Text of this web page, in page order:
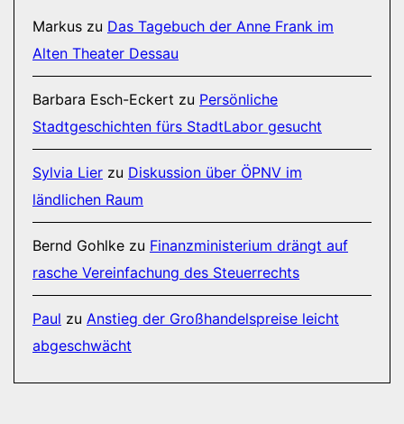
Markus zu Das Tagebuch der Anne Frank im
Alten Theater Dessau
Barbara Esch-Eckert zu Persönliche
Stadtgeschichten fürs StadtLabor gesucht
Sylvia Lier zu Diskussion über ÖPNV im
ländlichen Raum
Bernd Gohlke zu Finanzministerium drängt auf
rasche Vereinfachung des Steuerrechts
Paul zu Anstieg der Großhandelspreise leicht
abgeschwächt